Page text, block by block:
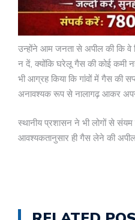
उन्होंने आम जनता से अपील की कि वे
न दें, क्योंकि घरेलू गैस की कोई कमी
भी आग्रह किया कि गांवों में गैस की
अनावश्यक रूप से नालागढ़ आकर
स्थानीय प्रशासन ने भी लोगों से
आवश्यकतानुसार ही गैस लेने की